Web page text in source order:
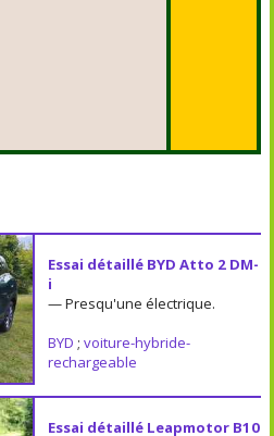
Essai détaillé BYD Atto 2 DM-
i
— Presqu'une électrique.
BYD ; voiture-hybride-
rechargeable
Essai détaillé Leapmotor B10